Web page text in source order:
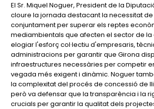
El Sr. Miquel Noguer, President de la
cloure la jornada destacant la necessitat
conjuntament per superar els reptes
mediambientals que afecten el sector de la
elogiar l'esforç col·lectiu d'empresaris,
administracions per garantir que Girona
infraestructures necessàries per competir
vegada més exigent i dinàmic. Noguer
la complexitat del procés de concessió de
però va defensar que la transparència i la
crucials per garantir la qualitat dels